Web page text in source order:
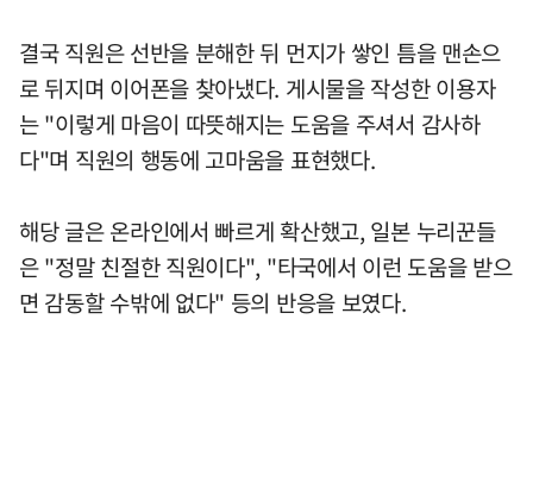
결국 직원은 선반을 분해한 뒤 먼지가 쌓인 틈을 맨손으
로 뒤지며 이어폰을 찾아냈다. 게시물을 작성한 이용자
는 "이렇게 마음이 따뜻해지는 도움을 주셔서 감사하
다"며 직원의 행동에 고마움을 표현했다.
해당 글은 온라인에서 빠르게 확산했고, 일본 누리꾼들
은 "정말 친절한 직원이다", "타국에서 이런 도움을 받으
면 감동할 수밖에 없다" 등의 반응을 보였다.